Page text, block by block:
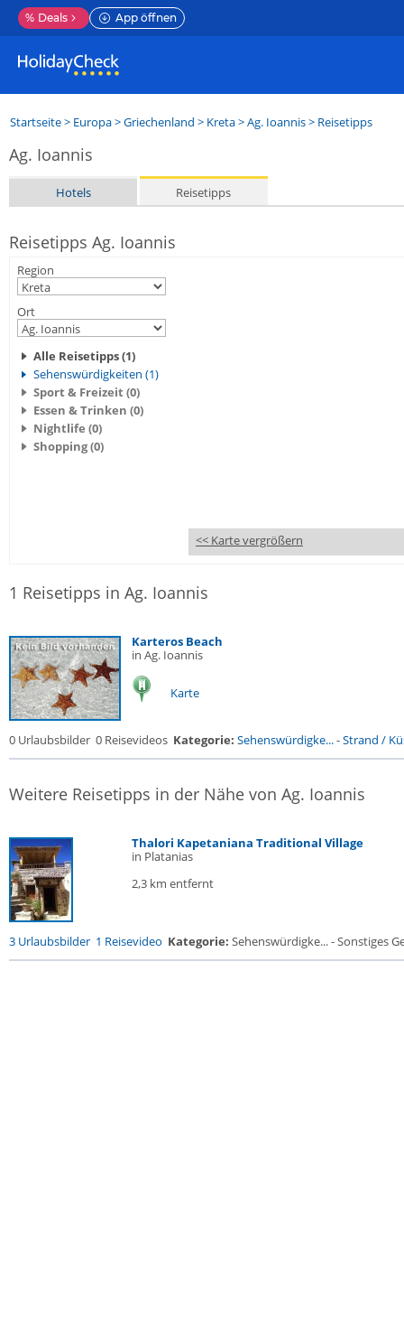
% Deals App öffnen
Startseite> Europa>Griechenland > Kreta>Ag. Ioannis> Reisetipps
Ag. Ioannis
Hotels Reisetipps
Reisetipps Ag. Ioannis
Region
Ort
Alle Reisetipps (1)
Sehenswürdigkeiten (1)
Sport & Freizeit (0)
Essen & Trinken (0)
Nightlife (0)
Shopping (0)
<< Karte vergrößern
1 Reisetipps in Ag. Ioannis
Karteros Beach
in Ag. Ioannis
Karte
0 Urlaubsbilder 0 Reisevideos Kategorie: Sehenswürdigke...-Strand /
Weitere Reisetipps in der Nähe von Ag. Ioannis
Thalori Kapetaniana Traditional Village
in Platanias
2,3 km entfernt
3 Urlaubsbilder 1 Reisevideo Kategorie: Sehenswürdigke... - Sonstiges